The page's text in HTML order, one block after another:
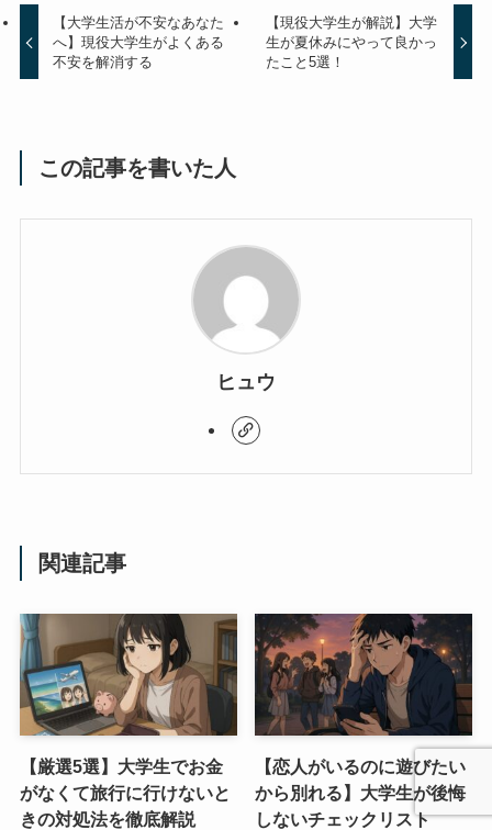
【大学生活が不安なあなた
へ】現役大学生がよくある
不安を解消する
【現役大学生が解説】大学
生が夏休みにやって良かっ
たこと5選！
この記事を書いた人
ヒュウ
関連記事
【厳選5選】大学生でお金
がなくて旅行に行けないと
きの対処法を徹底解説
【恋人がいるのに遊びたい
から別れる】大学生が後悔
しないチェックリスト